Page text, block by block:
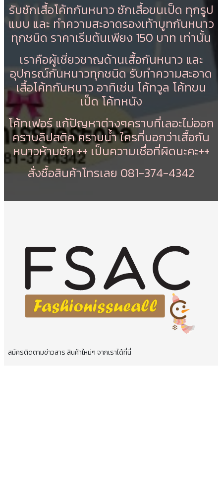
รับซักเสื้อโค้ทกันหนาว ซักเสื้อขนเป็ด ทุกรูป
แบบ และ ทำความสะอาดรองเท้าบูทกันหนาว
ทุกชนิด ราคาเริ่มต้นเพียง 150 บาท เท่านั้น
เราคือผู้เชี่ยวชาญด้านเสื้อกันหนาว และ
อุปกรณ์กันหนาวทุกชนิด รับทำความสะอาด
เสื้อโค้ทกันหนาว อาทิเช่น โค้ทวูล โค้ทขน
เป็ด โค้ทหนัง
โค้ทเฟอร์ แก้ปัญหาต่างๆคราบที่เลอะไม่ออก
คราบลิปสติค คราบน้ำ ใครที่บอกว่าเสื้อกัน
หนาวห้ามซัก ++ เป็นความเชื่อที่ผิดนะคะ++
สั่งซื้อสินค้าโทรเลย 081-374-4342
สมัครติดตามข่าวสาร สินค้าใหม่ๆ จากเราได้ที่นี่